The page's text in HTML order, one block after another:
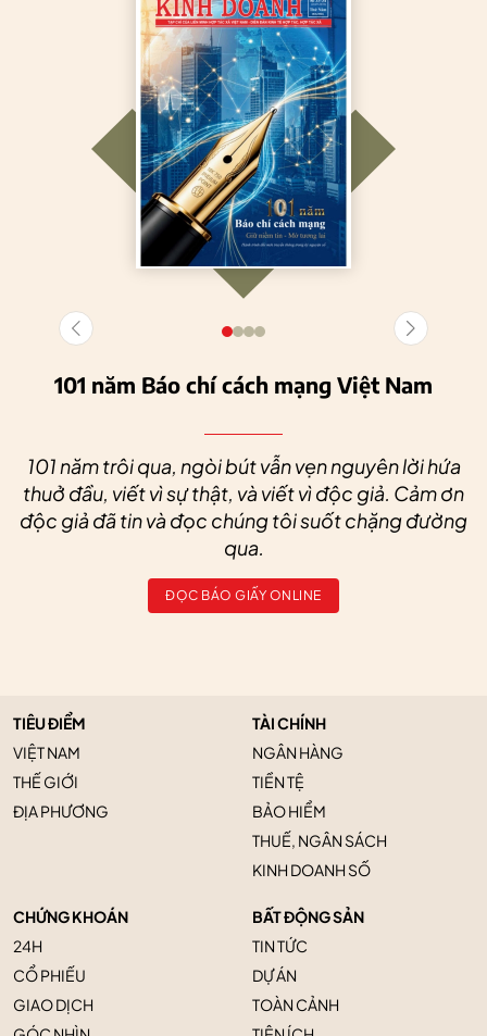
101 năm Báo chí cách mạng Việt Nam
101 năm trôi qua, ngòi bút vẫn vẹn nguyên lời hứa
thuở đầu, viết vì sự thật, và viết vì độc giả. Cảm ơn
độc giả đã tin và đọc chúng tôi suốt chặng đường
qua.
ĐỌC BÁO GIẤY ONLINE
TIÊU ĐIỂM
VIỆT NAM
THẾ GIỚI
ĐỊA PHƯƠNG
TÀI CHÍNH
NGÂN HÀNG
TIỀN TỆ
BẢO HIỂM
THUẾ, NGÂN SÁCH
KINH DOANH SỐ
CHỨNG KHOÁN
24H
CỔ PHIẾU
GIAO DỊCH
BẤT ĐỘNG SẢN
TIN TỨC
DỰ ÁN
TOÀN CẢNH